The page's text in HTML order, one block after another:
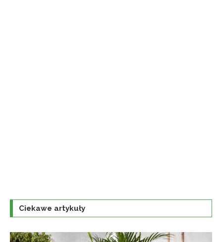
Ciekawe artykuły